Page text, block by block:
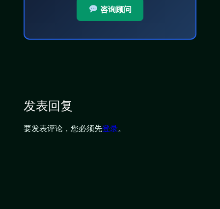
咨询顾问
发表回复
要发表评论，您必须先登录。